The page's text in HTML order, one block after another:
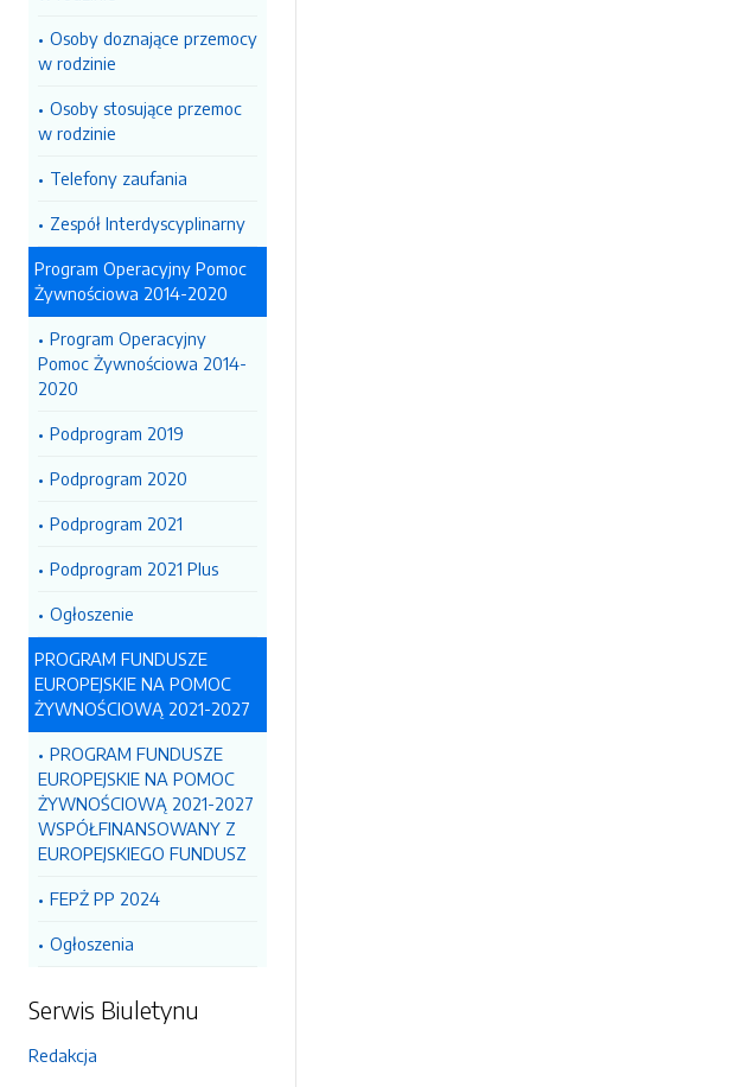
Osoby doznające przemocy
w rodzinie
Osoby stosujące przemoc
w rodzinie
Telefony zaufania
Zespół Interdyscyplinarny
Program Operacyjny Pomoc
Żywnościowa 2014-2020
Program Operacyjny
Pomoc Żywnościowa 2014-
2020
Podprogram 2019
Podprogram 2020
Podprogram 2021
Podprogram 2021 Plus
Ogłoszenie
PROGRAM FUNDUSZE
EUROPEJSKIE NA POMOC
ŻYWNOŚCIOWĄ 2021-2027
PROGRAM FUNDUSZE
EUROPEJSKIE NA POMOC
ŻYWNOŚCIOWĄ 2021-2027
WSPÓŁFINANSOWANY Z
EUROPEJSKIEGO FUNDUSZ
FEPŻ PP 2024
Ogłoszenia
Serwis Biuletynu
Redakcja